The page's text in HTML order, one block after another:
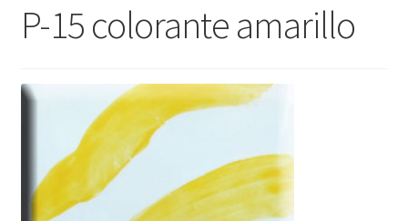
PRIVACIDAD
P-15 colorante amarillo